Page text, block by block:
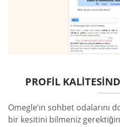
PROFIL
Omegle’ın sohbet odalarını
bir kesitini bilmeniz